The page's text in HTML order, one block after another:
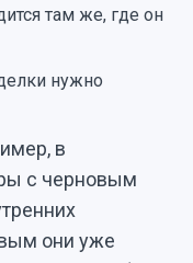
там же, где он
нужно
в
с черновым
они уже